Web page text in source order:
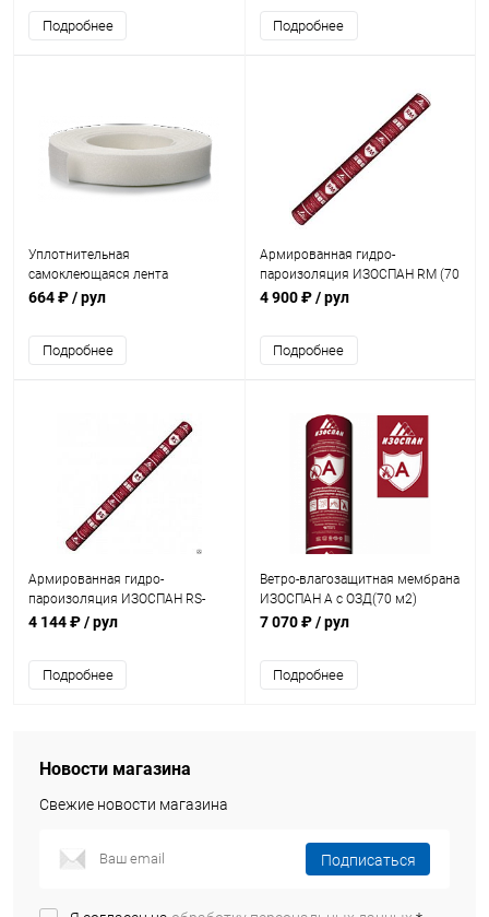
Подробнее Подробнее
Уплотнительная
самоклеющаяся лента
ИЗОСПАН
664 ₽/ рул
Подробнее
Армированная гидро-
пароизоляция ИЗОСПАН RM (70
м2)
4 900 ₽/ рул
Подробнее
Армированная гидро-
пароизоляция ИЗОСПАН RS-
Proff (70 м2)
4 144 ₽/ рул
Подробнее
Ветро-влагозащитная мембрана
ИЗОСПАН А с ОЗД(70 м2)
7 070 ₽/ рул
Подробнее
Новости магазина
Свежие новости магазина
Подписаться